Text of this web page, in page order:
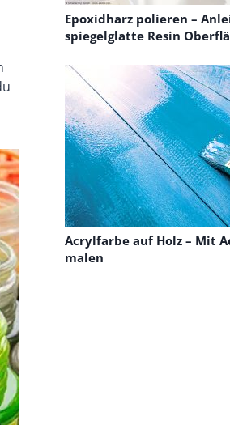
Epoxidharz polieren –
spiegelglatte Resin
Acrylfarbe auf Holz – Mit
malen